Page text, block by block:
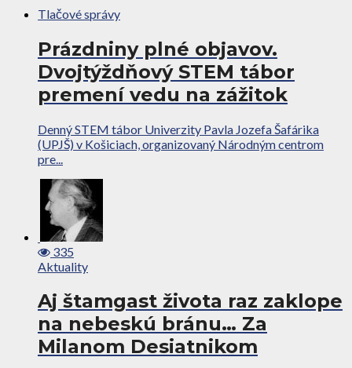
Tlačové správy
Prázdniny plné objavov.
Dvojtýždňový STEM tábor
premení vedu na zážitok
Denný STEM tábor Univerzity Pavla Jozefa Šafárika
(UPJŠ) v Košiciach, organizovaný Národným centrom
pre...
335
Aktuality
Aj štamgast života raz zaklope
na nebeskú bránu… Za
Milanom Desiatnikom